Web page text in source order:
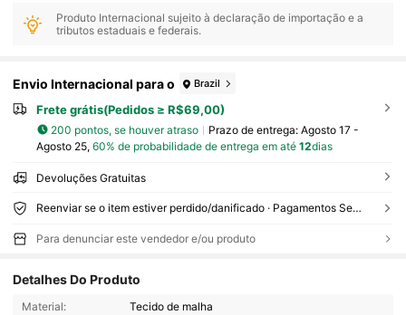
Produto Internacional sujeito à declaração de importação e a
tributos estaduais e federais.
Envio Internacional para o Brazil
Frete grátis(Pedidos ≥ R$69,00)
200 pontos, se houver atraso Prazo de entrega: Agosto 17 -
Agosto 25, 60% de probabilidade de entrega em até 12dias
Devoluções Gratuitas
Reenviar se o item estiver perdido/danificado · Pagamentos Seguros · Proteção de privacidade
Para denunciar este vendedor e/ou produto
Detalhes Do Produto
Material:
Tecido de malha
2.3M Seguidores